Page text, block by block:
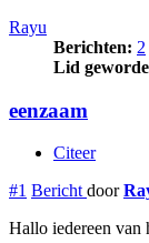
Rayu
Berichten: 2
Lid
eenzaam
Citeer
#1 Bericht door
Hallo iedereen van